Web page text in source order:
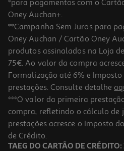
-11%
Figura Freeny's One Piece Modelos
16.99 €/un
Price reduced from
18,99 €to
16,99 €
Promoção
*para pagamentos com o
Oney Auchan+.
**Campanha Sem Juros para
Oney Auchan / Cartão Oney
produtos assinalados na Loja
75€. Ao valor da compra
Formalização até 6% e
prestações. Consulte detalhe
***O valor da primeira
compra, refletindo o cálculo de
prestações acresce o Imposto
de Crédito.
TAEG DO CARTÃO DE